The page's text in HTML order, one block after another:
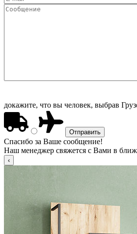
докажите, что вы человек, выбрав
Спасибо за Ваше сообщение!
Наш менеджер свяжется с Вами в